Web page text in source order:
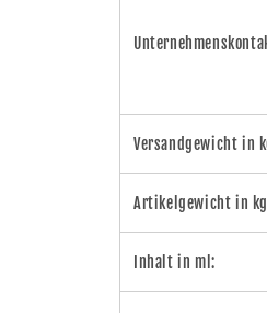
Versandgewicht in
Artikelgewicht in
Inhalt in ml: